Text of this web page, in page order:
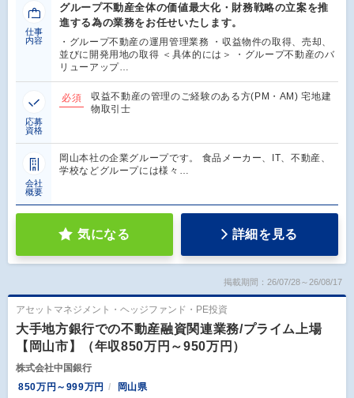
仕事
内容
グループ不動産全体の価値最大化・財務戦略の立案を推
進する為の業務をお任せいたします。
・グループ不動産の運用管理業務 ・収益物件の取得、売却、
並びに開発用地の取得 ＜具体的には＞ ・グループ不動産のバ
リューアップ…
応募
資格
必須
収益不動産の管理のご経験のある方(PM・AM) 宅地建
物取引士
会社
概要
岡山本社の企業グループです。 食品メーカー、IT、不動産、
学校などグループには様々…
気になる 詳細を見る
掲載期間：26/07/28～26/08/17
アセットマネジメント・ヘッジファンド・PE投資
大手地方銀行での不動産融資関連業務/プライム上場
【岡山市】（年収850万円～950万円）
株式会社中国銀行
850万円～999万円
岡山県